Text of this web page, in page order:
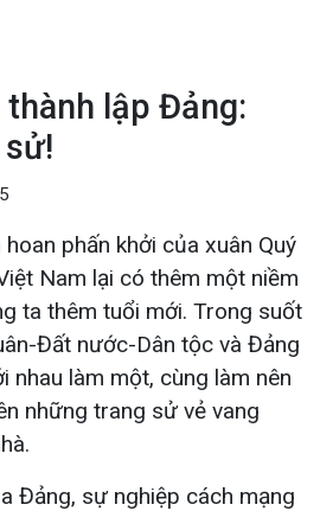
thành lập Đảng:
phấn khởi của xuân Quý
Nam lại có thêm một niềm
ta thêm tuổi mới. Trong suốt
Đất nước-Dân tộc và Đảng
nhau làm một, cùng làm nên
những trang sử vẻ vang
Đảng, sự nghiệp cách mạng